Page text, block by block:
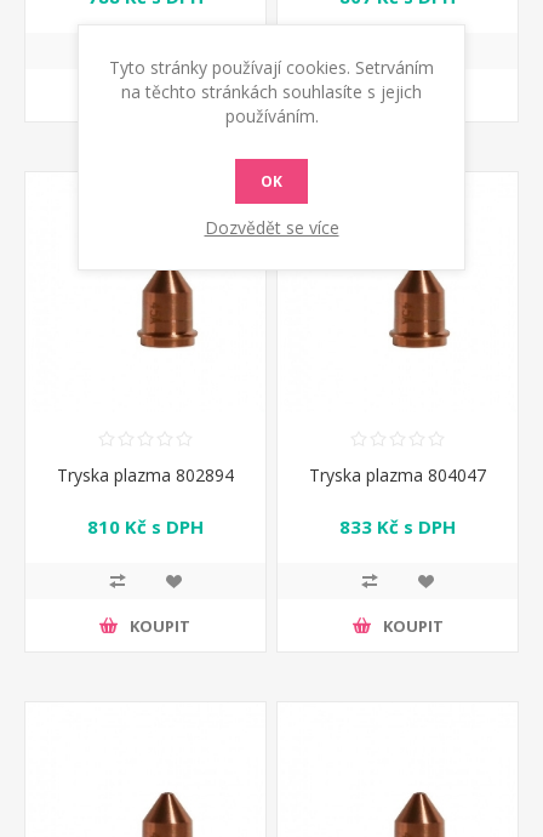
KOUPIT KOUPIT
Tryska plazma 802894
810 Kč s DPH
KOUPIT
Tryska plazma 804047
833 Kč s DPH
KOUPIT
Tyto stránky používají cookies. Setrváním
na těchto stránkách souhlasíte s jejich
používáním.
OK
Dozvědět se více